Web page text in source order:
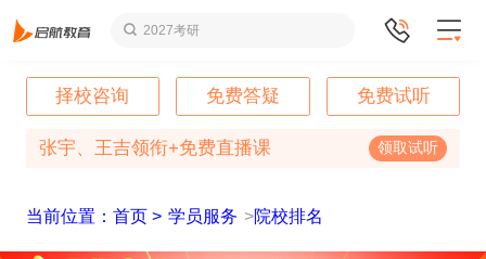
2027考研
择校咨询 免费答疑 免费试听
张宇、王吉领衔+免费直播课 领取试听
当前位置：首页 > 学员服务 >院校排名